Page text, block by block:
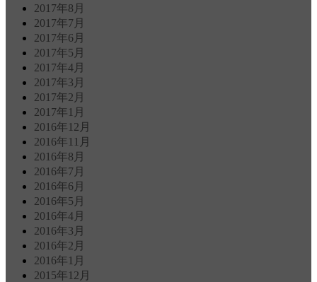
2017年8月
2017年7月
2017年6月
2017年5月
2017年4月
2017年3月
2017年2月
2017年1月
2016年12月
2016年11月
2016年8月
2016年7月
2016年6月
2016年5月
2016年4月
2016年3月
2016年2月
2016年1月
2015年12月